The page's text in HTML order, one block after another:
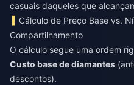
casuais daqueles que
Cálculo de Preço Base vs.
Compartilhamento
O cálculo segue uma ordem
Custo base de diamantes
descontos).